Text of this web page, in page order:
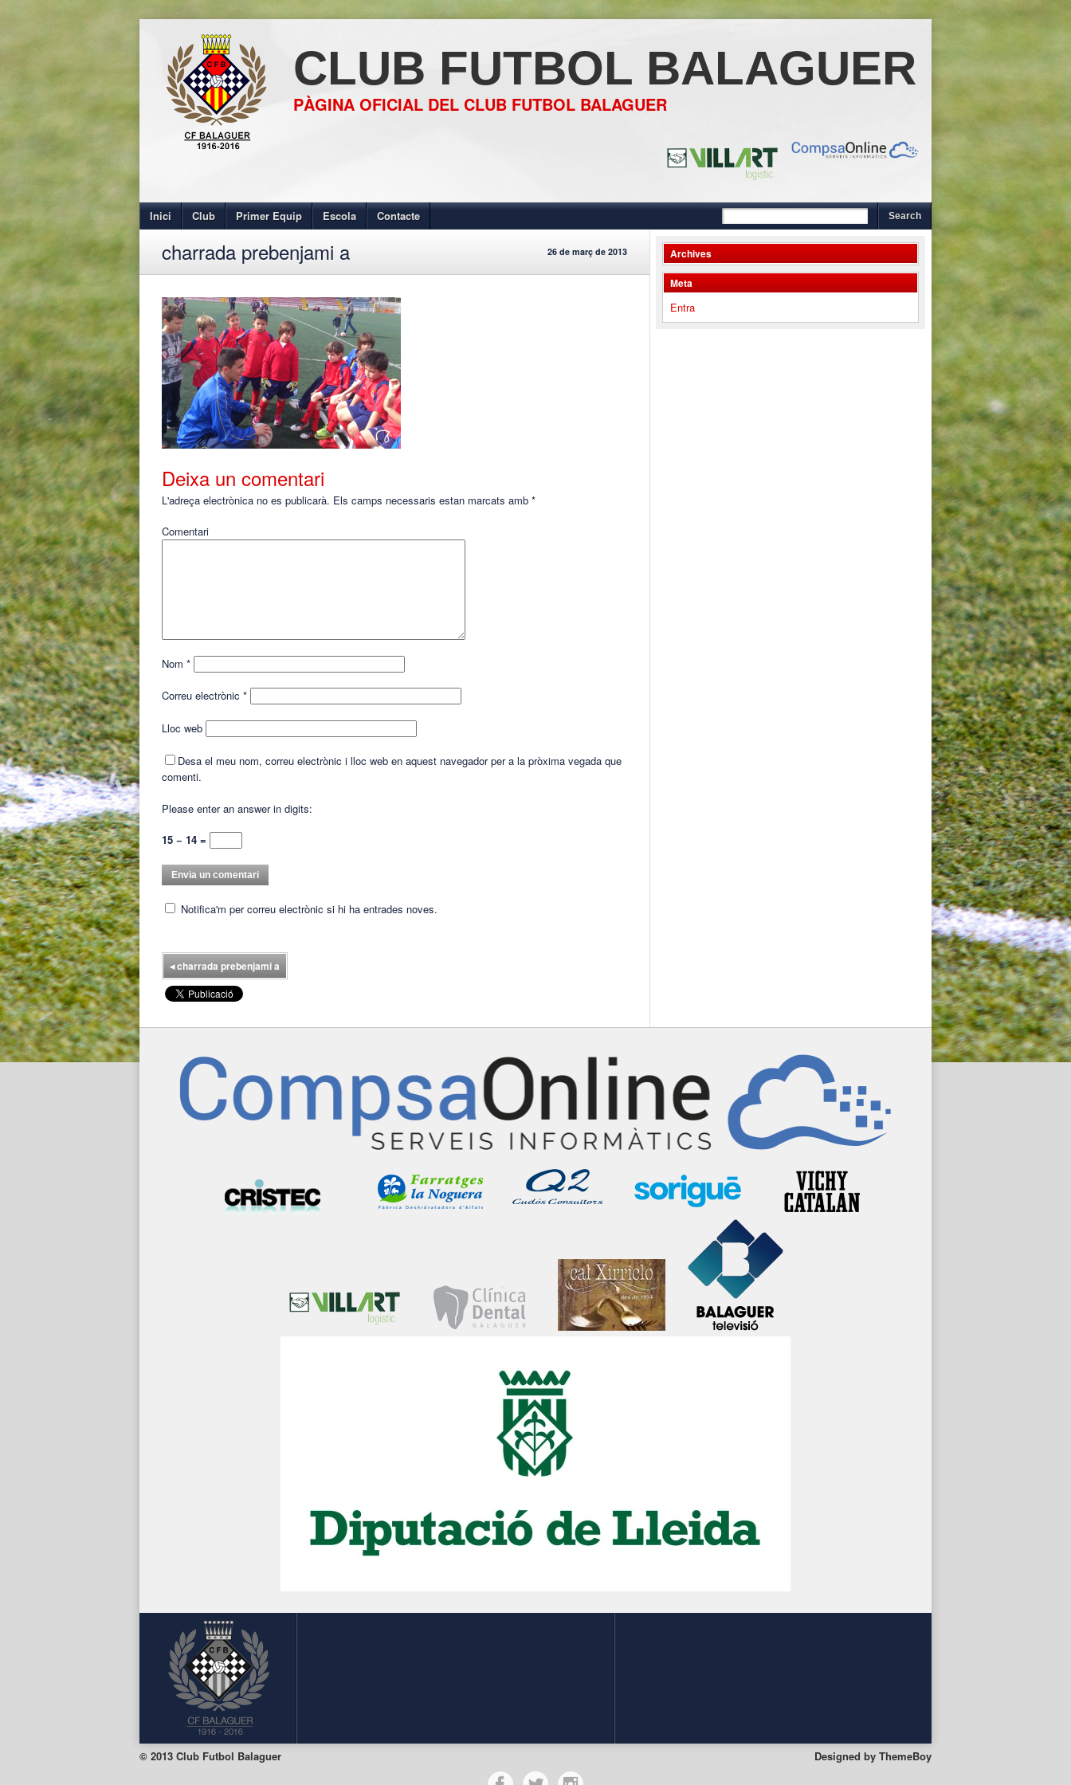
CLUB FUTBOL BALAGUER
PÀGINA OFICIAL DEL CLUB FUTBOL BALAGUER
Inici Club Primer Equip Escola Contacte
charrada prebenjami a 26 de març de 2013
Deixa un comentari
L'adreça electrònica no es publicarà. Els camps necessaris estan marcats amb *
Comentari
Nom *
Correu electrònic *
Lloc web
Desa el meu nom, correu electrònic i lloc web en aquest navegador per a la pròxima vegada que
comenti.
Please enter an answer in digits:
15 − 14 =
Notifica'm per correu electrònic si hi ha entrades noves.
◂charrada prebenjami a
Archives
Meta
Entra
© 2013 Club Futbol Balaguer Designed by ThemeBoy